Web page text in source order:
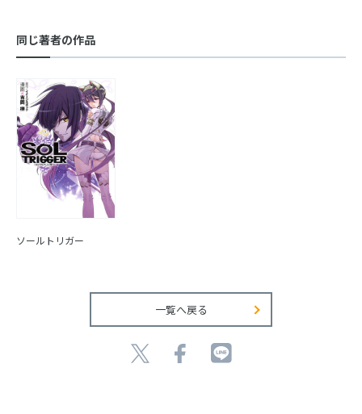
同じ著者の作品
ソールトリガー
一覧へ戻る